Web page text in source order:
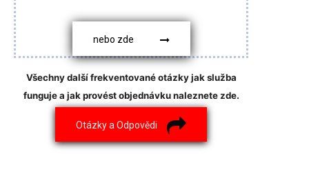
nebo zde
Všechny další frekventované otázky jak služba
funguje a jak provést objednávku naleznete zde.
Otázky a Odpovědi